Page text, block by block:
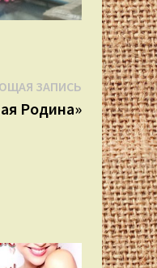
ЗАПИСЬСледующая
запись:
Родина»